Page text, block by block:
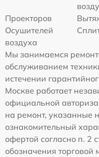
Проекторов
Осушителей
воздуха
Мы занимаемся
обслуживанием
истечении
Москве работает
официальной
на ремонт, указанные
ознакомительный
офертой согласно п. 2
обозначения